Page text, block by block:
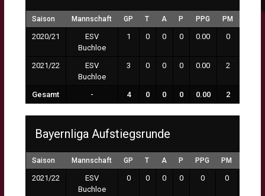
Saison Mannschaft GP T A P PPG PM
2020/21
ESV
Buchloe
1 0 0 0 0.00 0
2021/22
ESV
Buchloe
3 0 0 0 0.00 2
Gesamt - 4 0 0 0 0.00 2
Bayernliga Aufstiegsrunde
Saison Mannschaft GP T A P PPG PM
2021/22
ESV
Buchloe
0 0 0 0 0 0